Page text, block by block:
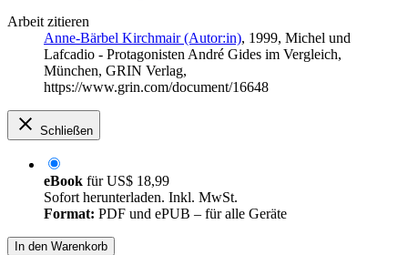
Arbeit zitieren
Anne-Bärbel Kirchmair (Autor:in), 1999, Michel und
Lafcadio - Protagonisten André Gides im Vergleich,
München, GRIN Verlag,
https://www.grin.com/document/16648
Schließen
eBook fürUS$ 18,99
Sofort herunterladen. Inkl. MwSt.
Format: PDF und ePUB – für alle Geräte
In den Warenkorb